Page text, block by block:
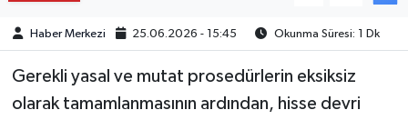
Haber Merkezi 25.06.2026 - 15:45 Okunma Süresi: 1 Dk
Gerekli yasal ve mutat prosedürlerin eksiksiz
olarak tamamlanmasının ardından, hisse devri